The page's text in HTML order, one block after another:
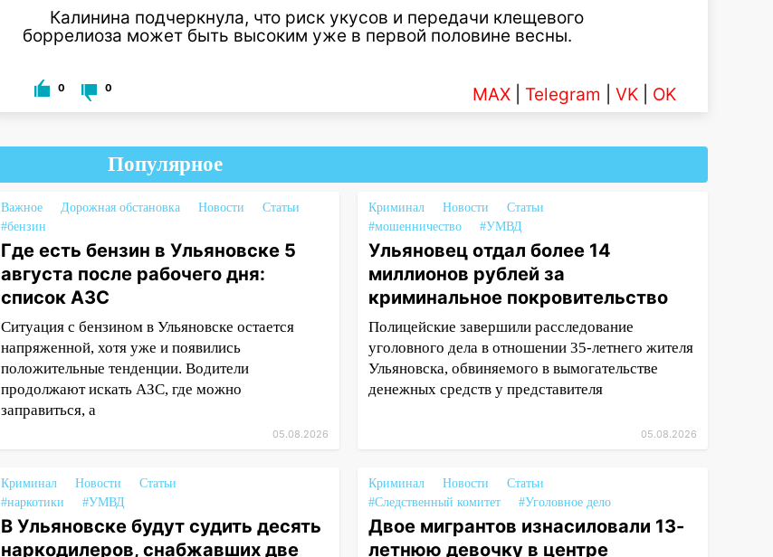
Калинина подчеркнула, что риск укусов и передачи клещевого
боррелиоза может быть высоким уже в первой половине весны.
0 0 MAX Telegram VK OK
Популярное
Важное Дорожная обстановка Новости
Статьи
#бензин
Где есть бензин в Ульяновске 5
августа после рабочего дня:
список АЗС
Ситуация с бензином в Ульяновске остается
напряженной, хотя уже и появились
положительные тенденции. Водители
продолжают искать АЗС, где можно
заправиться, а
05.08.2026
Криминал Новости
Статьи
#мошенничество
#УМВД
Ульяновец отдал более 14
миллионов рублей за
криминальное покровительство
Полицейские завершили расследование
уголовного дела в отношении 35-летнего жителя
Ульяновска, обвиняемого в вымогательстве
денежных средств у представителя
05.08.2026
Криминал Новости
Статьи
#наркотики
#УМВД
В Ульяновске будут судить десять
наркодилеров, снабжавших две
Криминал Новости
Статьи
#Следственный комитет
#Уголовное дело
Двое мигрантов изнасиловали 13-
летнюю девочку в центре